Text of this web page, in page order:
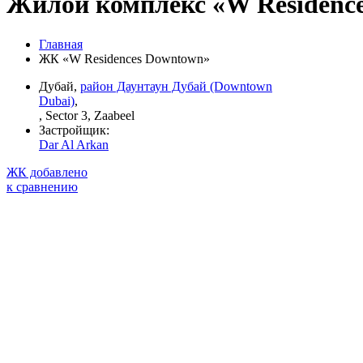
Главная
ЖК «W Residences Downtown»
Дубай, район Даунтаун Дубай (Downtown
Dubai),
, Sector 3, Zaabeel
Застройщик:
Dar Al Arkan
ЖК добавлено
к сравнению